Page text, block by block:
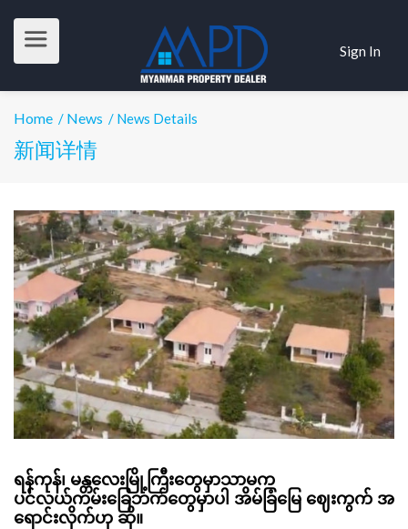
Sign In
Home / News / News Details
新闻详情
ရန်ကုန်၊ မန္တလေးမြို့ကြီးတွေမှာသာမက
ပင်လယ်ကမ်းခြေဘက်တွေမှာပါ အိမ်ခြံမြေ‌ ဈေးကွက် အ
ရောင်းလိုက်ဟု ဆို။